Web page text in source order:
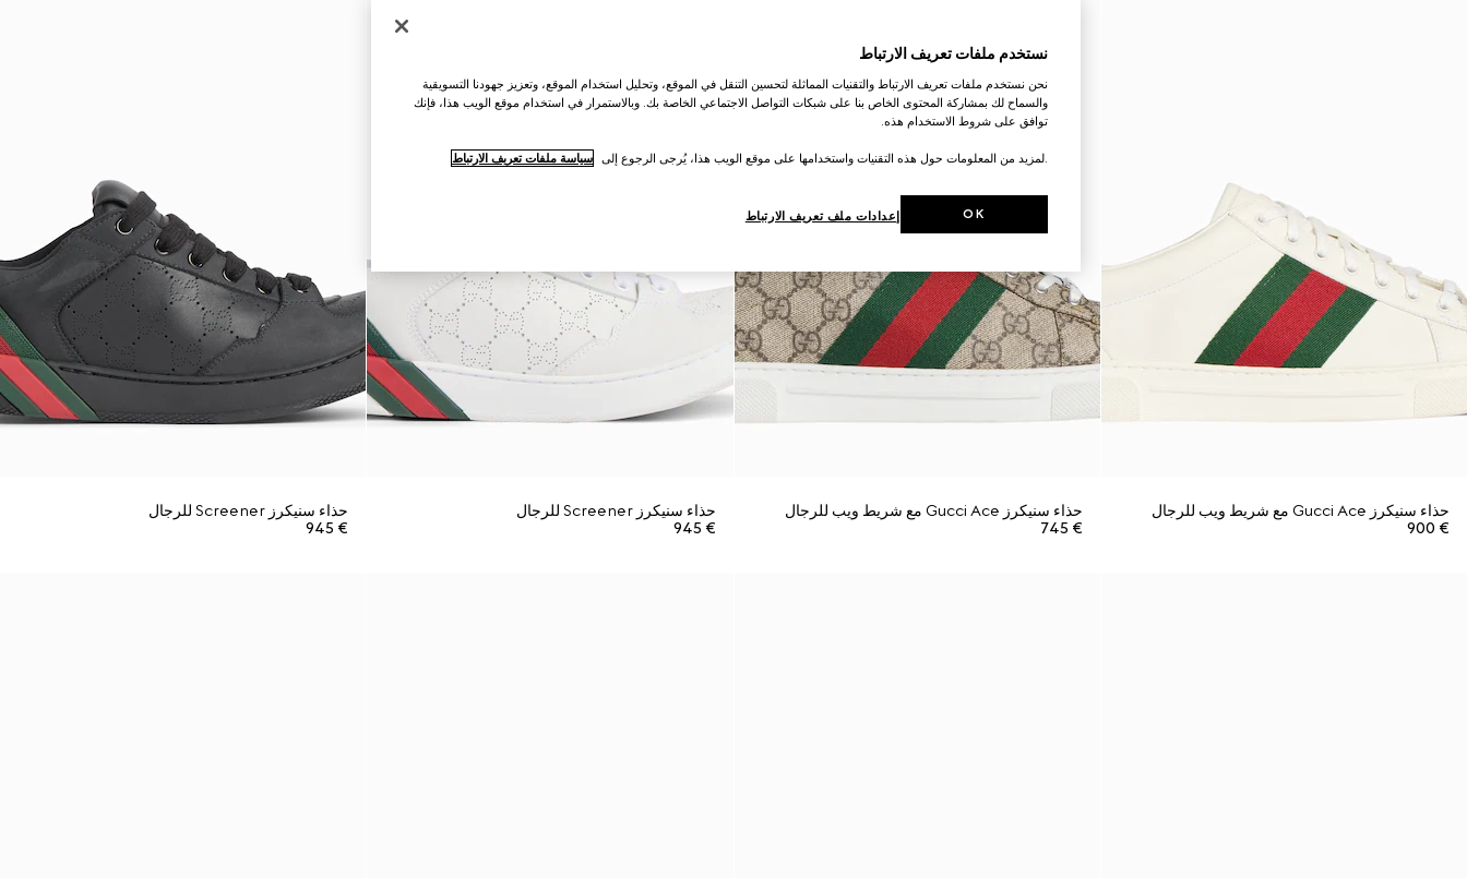
حذاء سنيكرز Gucci Ace مع شريط ويب للرجال
€ 900
حذاء سنيكرز Gucci Ace مع شريط ويب للرجال
€ 745
حذاء سنيكرز Screener للرجال
€ 945
حذاء سنيكرز Screener للرجال
€ 945
نستخدم ملفات تعريف الارتباط
نحن نستخدم ملفات تعريف الارتباط والتقنيات المماثلة لتحسين التنقل في الموقع، وتحليل استخدام الموقع، وتعزيز جهودنا التسويقية
والسماح لك بمشاركة المحتوى الخاص بنا على شبكات التواصل الاجتماعي الخاصة بك. وبالاستمرار في استخدام موقع الويب هذا، فإنك
توافق على شروط الاستخدام هذه.
.لمزيد من المعلومات حول هذه التقنيات واستخدامها على موقع الويب هذا، يُرجى الرجوع إلى سياسة ملفات تعريف الارتباط
إعدادات ملف تعريف الارتباط OK